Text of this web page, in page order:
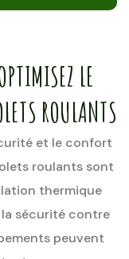
LE
ROULANTS
et le confort
roulants sont
thermique
sécurité contre
peuvent